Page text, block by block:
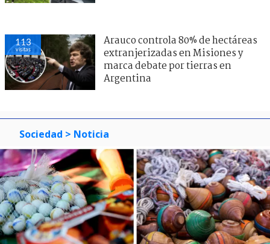
113
visitas
Arauco controla 80% de hectáreas
extranjerizadas en Misiones y
marca debate por tierras en
Argentina
Sociedad > Noticia